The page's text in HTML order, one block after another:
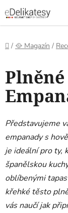
na
obsah
Domů
/ 🥘 Magazín /
Představujeme
empanady s
je ideální pro ty,
španělskou
oblíbenými
křehké těsto
vás naučí jak